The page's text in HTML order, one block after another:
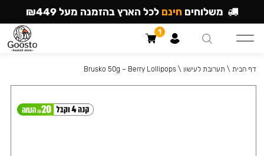
דף הבית \ תערובת לעישון \
Brusko 50g – Berry Lollipops
משלוחים חינם לכל הארץ בהזמנה מעל ₪449
1